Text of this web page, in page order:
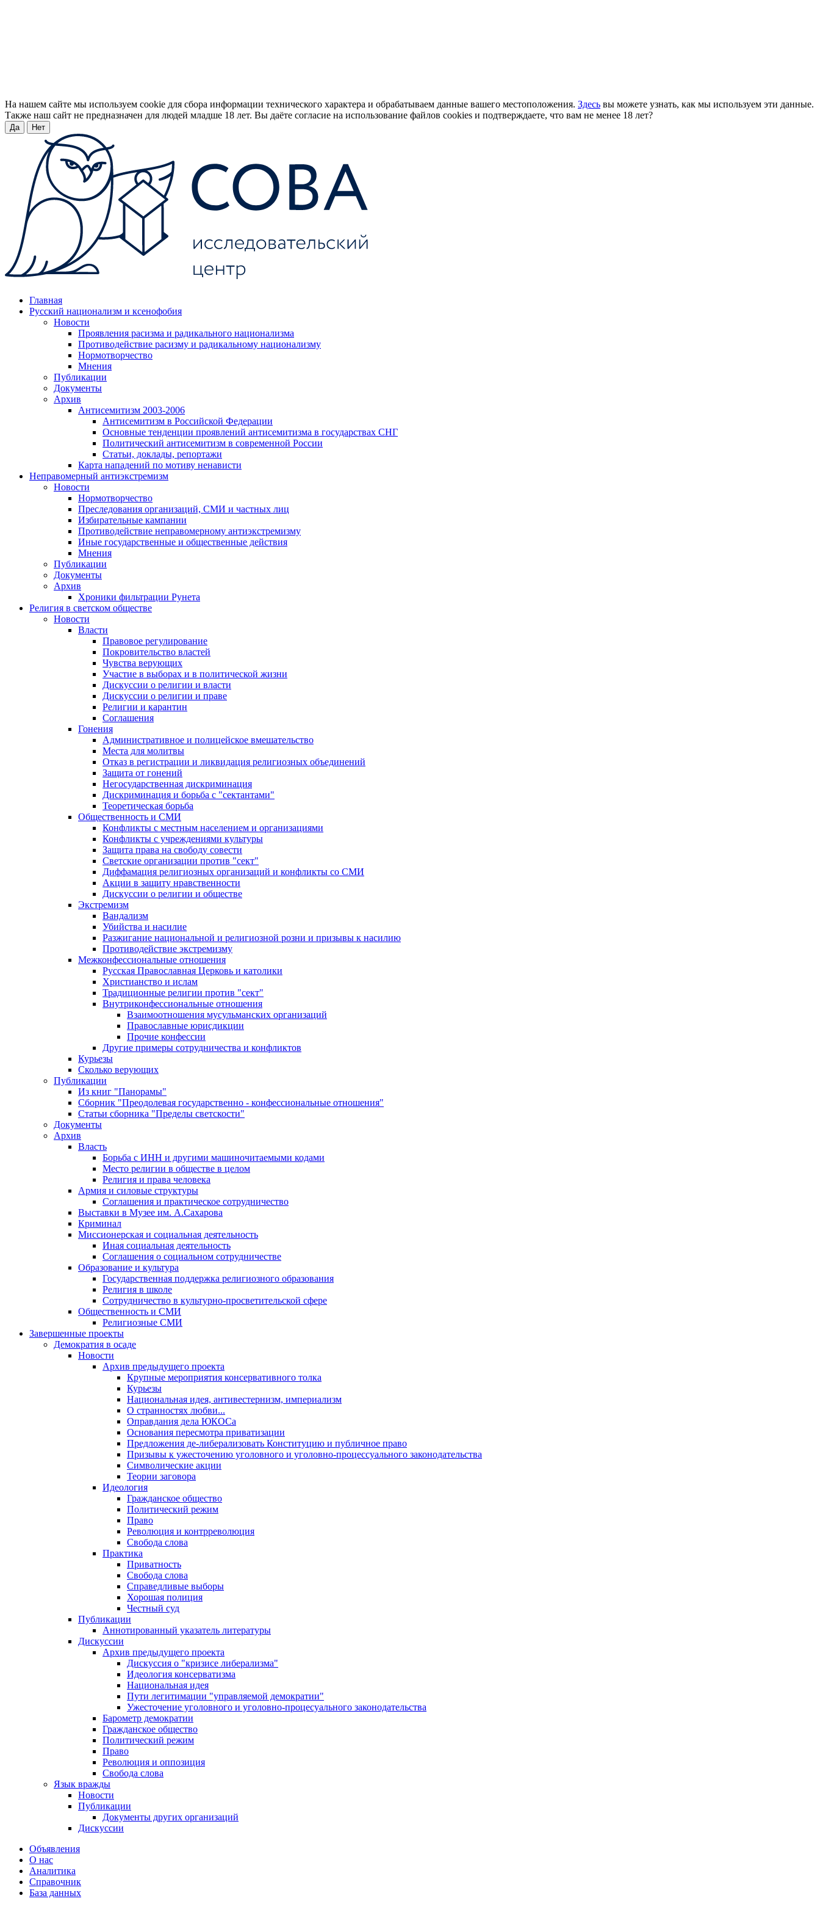
На нашем сайте мы используем cookie для сбора информации технического характера и обрабатываем данные вашего местоположения. Здесь вы можете узнать, как мы используем эти данные.
Также наш сайт не предназначен для людей младше 18 лет. Вы даёте согласие на использование файлов cookies и подтверждаете, что вам не менее 18 лет?
Да Нет
Главная
Русский национализм и ксенофобия
Новости
Проявления расизма и радикального национализма
Противодействие расизму и радикальному национализму
Нормотворчество
Мнения
Публикации
Документы
Архив
Антисемитизм 2003-2006
Антисемитизм в Российской Федерации
Основные тенденции проявлений антисемитизма в государствах СНГ
Политический антисемитизм в современной России
Статьи, доклады, репортажи
Карта нападений по мотиву ненависти
Неправомерный антиэкстремизм
Новости
Нормотворчество
Преследования организаций, СМИ и частных лиц
Избирательные кампании
Противодействие неправомерному антиэкстремизму
Иные государственные и общественные действия
Мнения
Публикации
Документы
Архив
Хроники фильтрации Рунета
Религия в светском обществе
Новости
Власти
Правовое регулирование
Покровительство властей
Чувства верующих
Участие в выборах и в политической жизни
Дискуссии о религии и власти
Дискуссии о религии и праве
Религии и карантин
Соглашения
Гонения
Административное и полицейское вмешательство
Места для молитвы
Отказ в регистрации и ликвидация религиозных объединений
Защита от гонений
Негосударственная дискриминация
Дискриминация и борьба с "сектантами"
Теоретическая борьба
Общественность и СМИ
Конфликты с местным населением и организациями
Конфликты с учреждениями культуры
Защита права на свободу совести
Светские организации против "сект"
Диффамация религиозных организаций и конфликты со СМИ
Акции в защиту нравственности
Дискуссии о религии и обществе
Экстремизм
Вандализм
Убийства и насилие
Разжигание национальной и религиозной розни и призывы к насилию
Противодействие экстремизму
Межконфессиональные отношения
Русская Православная Церковь и католики
Христианство и ислам
Традиционные религии против "сект"
Внутриконфессиональные отношения
Взаимоотношения мусульманских организаций
Православные юрисдикции
Прочие конфессии
Другие примеры сотрудничества и конфликтов
Курьезы
Сколько верующих
Публикации
Из книг "Панорамы"
Сборник "Преодолевая государственно - конфессиональные отношения"
Статьи сборника "Пределы светскости"
Документы
Архив
Власть
Борьба с ИНН и другими машиночитаемыми кодами
Место религии в обществе в целом
Религия и права человека
Армия и силовые структуры
Соглашения и практическое сотрудничество
Выставки в Музее им. А.Сахарова
Криминал
Миссионерская и социальная деятельность
Иная социальная деятельность
Соглашения о социальном сотрудничестве
Образование и культура
Государственная поддержка религиозного образования
Религия в школе
Сотрудничество в культурно-просветительской сфере
Общественность и СМИ
Религиозные СМИ
Завершенные проекты
Демократия в осаде
Новости
Архив предыдущего проекта
Крупные мероприятия консервативного толка
Курьезы
Национальная идея, антивестернизм, империализм
О странностях любви...
Оправдания дела ЮКОСа
Основания пересмотра приватизации
Предложения де-либерализовать Конституцию и публичное право
Призывы к ужесточению уголовного и уголовно-процессуального законодательства
Символические акции
Теории заговора
Идеология
Гражданское общество
Политический режим
Право
Революция и контрреволюция
Свобода слова
Практика
Приватность
Свобода слова
Справедливые выборы
Хорошая полиция
Честный суд
Публикации
Аннотированный указатель литературы
Дискуссии
Архив предыдущего проекта
Дискуссия о "кризисе либерализма"
Идеология консерватизма
Национальная идея
Пути легитимации "управляемой демократии"
Ужесточение уголовного и уголовно-процесуального законодательства
Барометр демократии
Гражданское общество
Политический режим
Право
Революция и оппозиция
Свобода слова
Язык вражды
Новости
Публикации
Документы других организаций
Дискуссии
Объявления
О нас
Аналитика
Справочник
База данных